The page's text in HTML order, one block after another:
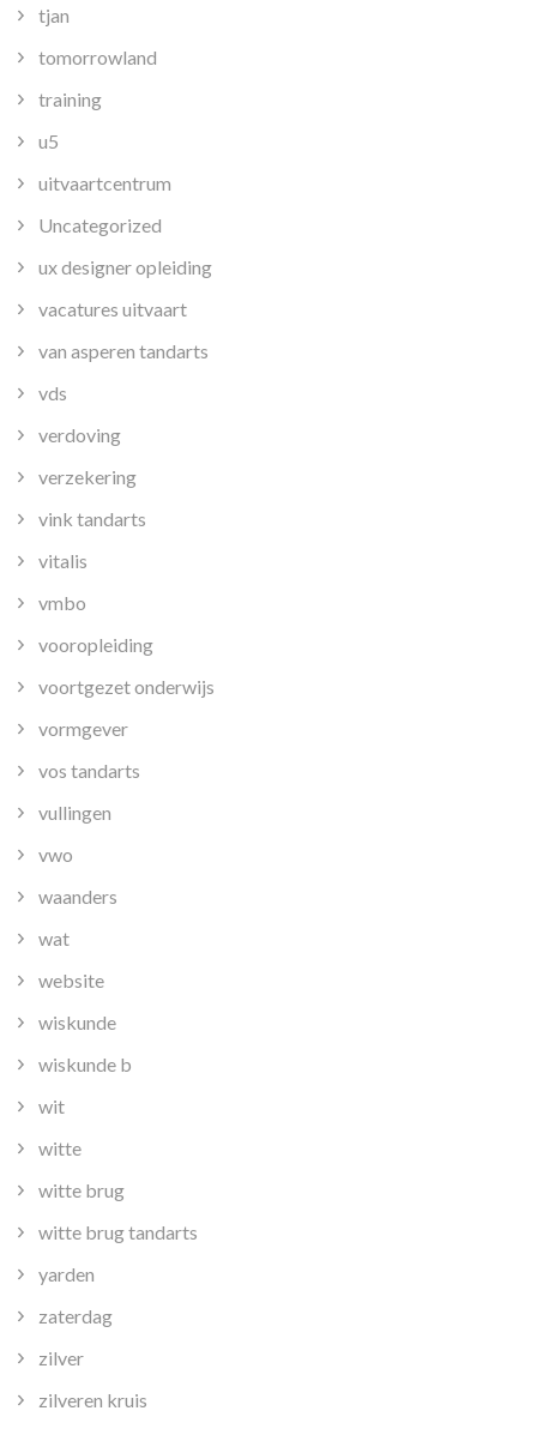
tjan
tomorrowland
training
u5
uitvaartcentrum
Uncategorized
ux designer opleiding
vacatures uitvaart
van asperen tandarts
vds
verdoving
verzekering
vink tandarts
vitalis
vmbo
vooropleiding
voortgezet onderwijs
vormgever
vos tandarts
vullingen
vwo
waanders
wat
website
wiskunde
wiskunde b
wit
witte
witte brug
witte brug tandarts
yarden
zaterdag
zilver
zilveren kruis